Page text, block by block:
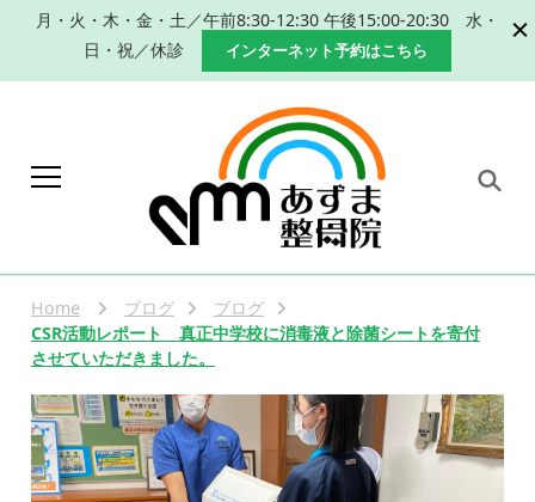
月・火・木・金・土／午前8:30-12:30 午後15:00-20:30 水・
日・祝／休診
インターネット予約はこちら
あずま整骨院
めの手技による整体、産後の骨盤矯正な
らあずま整骨院におまかせください。
Home ブログ
ブログ
CSR活動レポート 真正中学校に消毒液と除菌シートを寄付
させていただきました。